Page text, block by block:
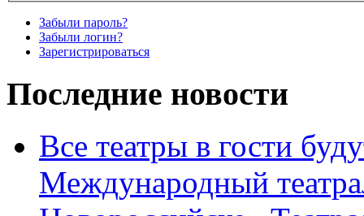
Забыли пароль?
Забыли логин?
Зарегистрироваться
Последние новости
Все театры в гости
Международный